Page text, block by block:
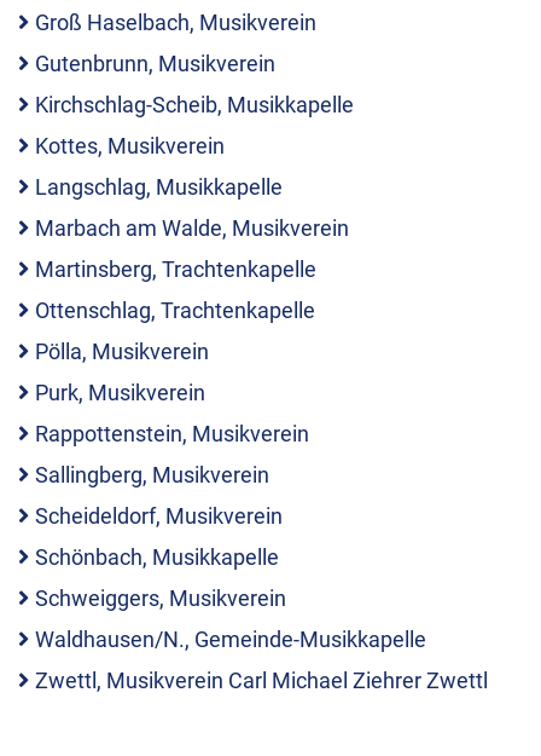
Groß Haselbach, Musikverein
Gutenbrunn, Musikverein
Kirchschlag-Scheib, Musikkapelle
Kottes, Musikverein
Langschlag, Musikkapelle
Marbach am Walde, Musikverein
Martinsberg, Trachtenkapelle
Ottenschlag, Trachtenkapelle
Pölla, Musikverein
Purk, Musikverein
Rappottenstein, Musikverein
Sallingberg, Musikverein
Scheideldorf, Musikverein
Schönbach, Musikkapelle
Schweiggers, Musikverein
Waldhausen/N., Gemeinde-Musikkapelle
Zwettl, Musikverein Carl Michael Ziehrer Zwettl